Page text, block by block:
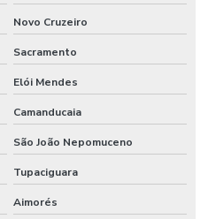
Novo Cruzeiro
Sacramento
Elói Mendes
Camanducaia
São João Nepomuceno
Tupaciguara
Aimorés